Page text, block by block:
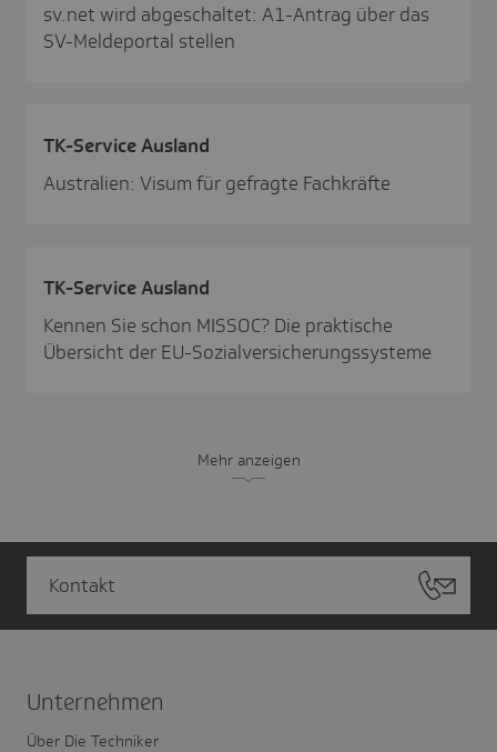
sv.net wird abgeschaltet: A1-Antrag über das
SV-Meldeportal stellen
TK-Service Ausland
Australien: Visum für gefragte Fachkräfte
TK-Service Ausland
Kennen Sie schon MISSOC? Die praktische
Übersicht der EU-Sozialversicherungssysteme
Mehr anzeigen
Kontakt
Unter­nehmen
Über Die Techniker